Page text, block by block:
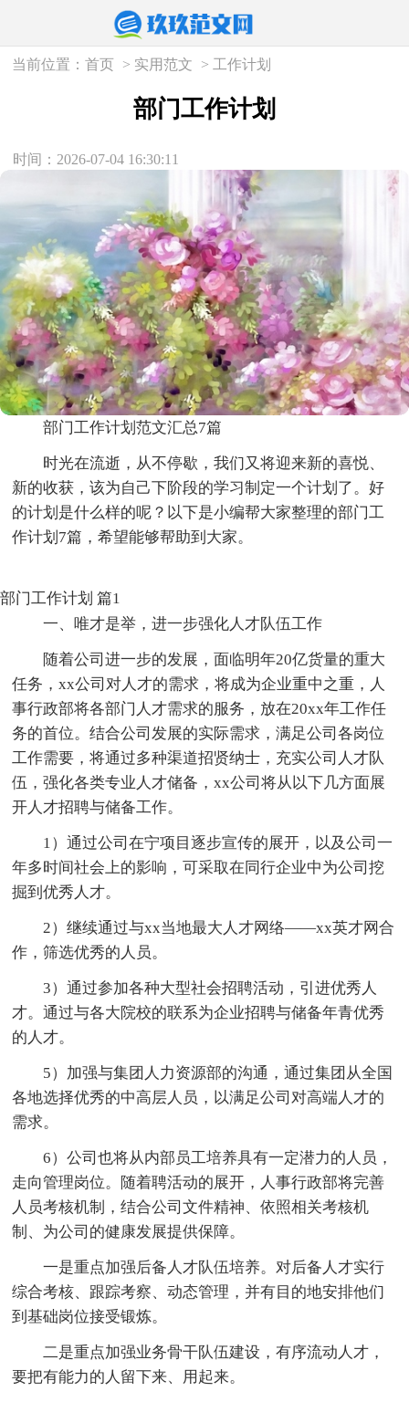
当前位置：首页 > 实用范文 > 工作计划
部门工作计划
时间：2026-07-04 16:30:11
部门工作计划范文汇总7篇
时光在流逝，从不停歇，我们又将迎来新的喜悦、
新的收获，该为自己下阶段的学习制定一个计划了。好
的计划是什么样的呢？以下是小编帮大家整理的部门工
作计划7篇，希望能够帮助到大家。
部门工作计划 篇1
一、唯才是举，进一步强化人才队伍工作
随着公司进一步的发展，面临明年20亿货量的重大
任务，xx公司对人才的需求，将成为企业重中之重，人
事行政部将各部门人才需求的服务，放在20xx年工作任
务的首位。结合公司发展的实际需求，满足公司各岗位
工作需要，将通过多种渠道招贤纳士，充实公司人才队
伍，强化各类专业人才储备，xx公司将从以下几方面展
开人才招聘与储备工作。
1）通过公司在宁项目逐步宣传的展开，以及公司一
年多时间社会上的影响，可采取在同行企业中为公司挖
掘到优秀人才。
2）继续通过与xx当地最大人才网络——xx英才网合
作，筛选优秀的人员。
3）通过参加各种大型社会招聘活动，引进优秀人
才。通过与各大院校的联系为企业招聘与储备年青优秀
的人才。
5）加强与集团人力资源部的沟通，通过集团从全国
各地选择优秀的中高层人员，以满足公司对高端人才的
需求。
6）公司也将从内部员工培养具有一定潜力的人员，
走向管理岗位。随着聘活动的展开，人事行政部将完善
人员考核机制，结合公司文件精神、依照相关考核机
制、为公司的健康发展提供保障。
一是重点加强后备人才队伍培养。对后备人才实行
综合考核、跟踪考察、动态管理，并有目的地安排他们
到基础岗位接受锻炼。
二是重点加强业务骨干队伍建设，有序流动人才，
要把有能力的人留下来、用起来。